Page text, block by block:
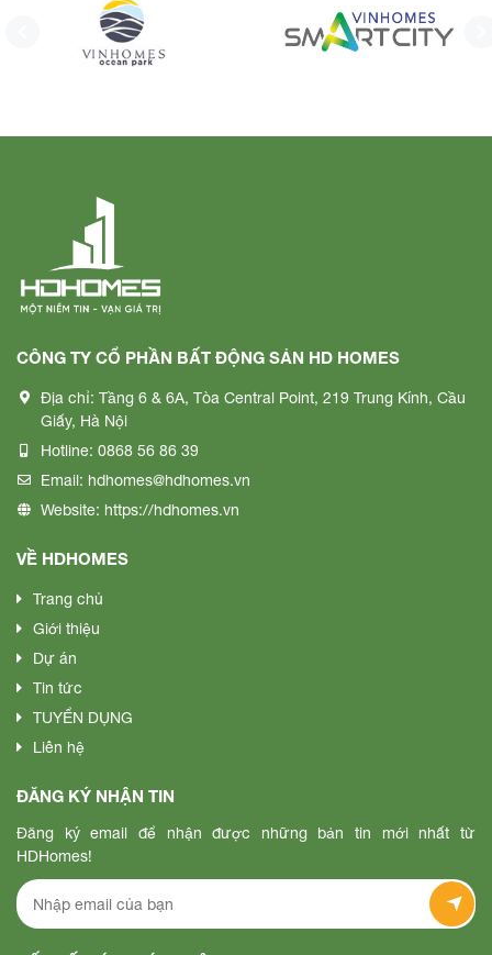
CÔNG TY CỔ PHẦN BẤT ĐỘNG SẢN HD HOMES
Địa chỉ: Tầng 6 & 6A, Tòa Central Point, 219 Trung Kính, Cầu
Giấy, Hà Nội
Hotline: 0868 56 86 39
Email: hdhomes@hdhomes.vn
Website: https://hdhomes.vn
VỀ HDHOMES
Trang chủ
Giới thiệu
Dự án
Tin tức
TUYỂN DỤNG
Liên hệ
ĐĂNG KÝ NHẬN TIN
Đăng ký email để nhận được những bản tin mới nhất từ
HDHomes!